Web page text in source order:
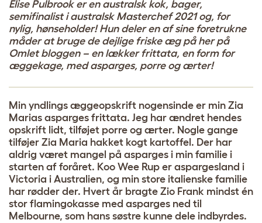
Elise Pulbrook er en australsk kok, bager,
semifinalist i australsk Masterchef 2021 og, for
nylig, hønseholder! Hun deler en af sine foretrukne
måder at bruge de dejlige friske æg på her på
Omlet bloggen – en lækker frittata, en form for
æggekage, med asparges, porre og ærter!
Min yndlings æggeopskrift nogensinde er min Zia
Marias asparges frittata. Jeg har ændret hendes
opskrift lidt, tilføjet porre og ærter. Nogle gange
tilføjer Zia Maria hakket kogt kartoffel. Der har
aldrig været mangel på asparges i min familie i
starten af foråret. Koo Wee Rup er aspargesland i
Victoria i Australien, og min store italienske familie
har rødder der. Hvert år bragte Zio Frank mindst én
stor flamingokasse med asparges ned til
Melbourne, som hans søstre kunne dele indbyrdes.